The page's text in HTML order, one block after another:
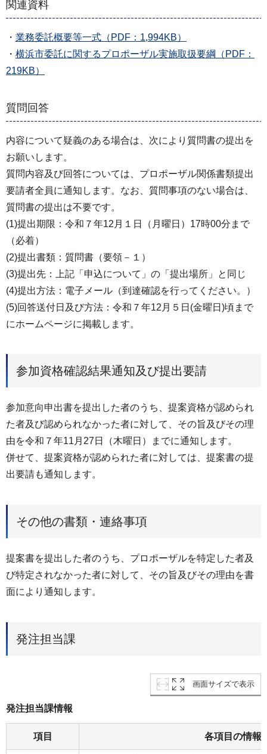
関連資料
・ 業務委託概要等一式（PDF：1,994KB）
・ 横浜市委託に関するプロポーザル実施取扱要綱（PDF：
219KB）
質問回答
内容について疑義のある場合は、次により質問書の提出を
お願いします。
質問内容及び回答については、プロポーザル関係書類提出
要請者全員に通知します。なお、質問事項のない場合は、
質問書の提出は不要です。
(1)提出期限：令和７年12月１日（月曜日）17時00分まで
（必着）
(2)提出書類：質問書（要領－１）
(3)提出先：上記「申込について」の「提出場所」と同じ
(4)提出方法：電子メール（到達確認を行ってください。）
(5)回答送付日及び方法：令和７年12月５日(金曜日)頃まで
にホームページに掲載します。
参加資格確認結果通知及び提出要請
参加意向申出書を提出した者のうち、提案資格が認められ
た者及び認められなかった者に対して、その旨及びその理
由を令和７年11月27日（木曜日）までに通知します。
併せて、提案資格が認められた者に対しては、提案書の提
出要請も通知します。
その他の書類・連絡事項
提案書を提出した者のうち、プロポーザルを特定した者及
び特定されなかった者に対して、その旨及びその理由を書
面により通知します。
発注担当課
画面サイズで表示
発注担当課情報
項目 各項目の情報